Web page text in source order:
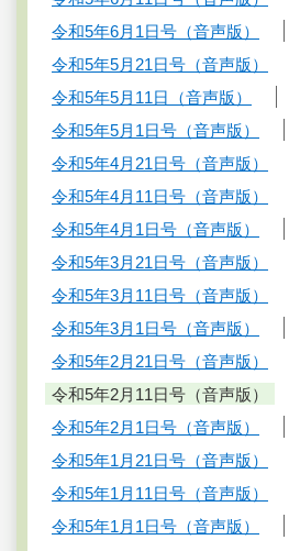
令和5年6月1日号（音声版）
令和5年5月21日号（音声版）
令和5年5月11日（音声版）
令和5年5月1日号（音声版）
令和5年4月21日号（音声版）
令和5年4月11日号（音声版）
令和5年4月1日号（音声版）
令和5年3月21日号（音声版）
令和5年3月11日号（音声版）
令和5年3月1日号（音声版）
令和5年2月21日号（音声版）
令和5年2月11日号（音声版）
令和5年2月1日号（音声版）
令和5年1月21日号（音声版）
令和5年1月11日号（音声版）
令和5年1月1日号（音声版）